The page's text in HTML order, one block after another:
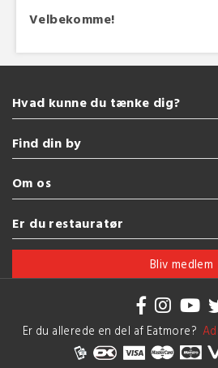
Velbekomme!
Hvad kunne du tænke dig?
Takeaway
Amerikansk
Burger
Indisk
Se flere køkkener
Find din by
Sønderborg
Kolding
Esbjerg
Vejle
Om os
Handelsbetingelser
Brug af cookies
Er du restauratør
Bliv medlem
Er du allerede en del af Eatmore?